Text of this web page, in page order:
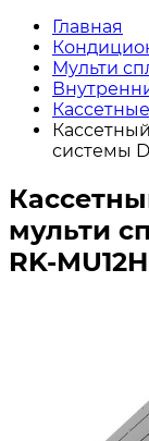
Главная
Мульти
Кассетные
системы
мульти
RK-